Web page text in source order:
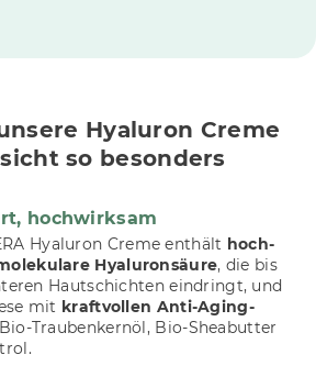
Hyaluron Creme
so besonders
hochwirksam
Hyaluron Creme enthält hoch-
Hyaluronsäure, die bis
Hautschichten eindringt, und
mit kraftvollen Anti-Aging-
Traubenkernöl, Bio-Sheabutter